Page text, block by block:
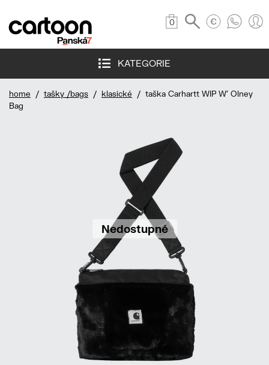
0
KATEGORIE
home / tašky /bags / klasické / taška Carhartt WIP W' Olney
Bag
Nedostupné